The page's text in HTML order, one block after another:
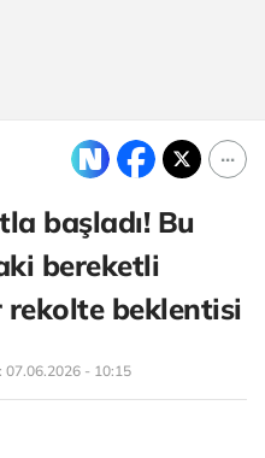
başladı! Bu
bereketli
beklentisi
07.06.2026 - 10:15